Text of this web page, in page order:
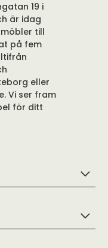
19 i
är idag
till
på fem
eller
Vi ser fram
för ditt